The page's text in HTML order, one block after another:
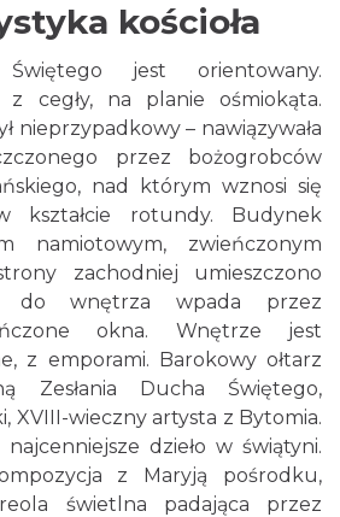
kościoła
jest orientowany.
cegły, na planie ośmiokąta.
nieprzypadkowy – nawiązywała
przez bożogrobców
nad którym wznosi się
kształcie rotundy. Budynek
namiotowym, zwieńczonym
zachodniej umieszczono
do wnętrza wpada przez
okna. Wnętrze jest
z emporami. Barokowy ołtarz
Zesłania Ducha Świętego,
XVIII-wieczny artysta z Bytomia.
dzieło w świątyni.
z Maryją pośrodku,
świetlna padająca przez